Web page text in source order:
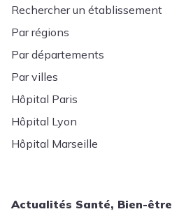
Rechercher un établissement
Par régions
Par départements
Par villes
Hôpital Paris
Hôpital Lyon
Hôpital Marseille
Actualités Santé, Bien-être